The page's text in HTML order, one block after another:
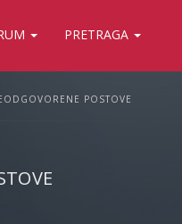
PRETRAGA
POSTOVE